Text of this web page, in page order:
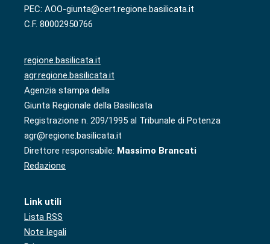
PEC: AOO-giunta@cert.regione.basilicata.it
C.F. 80002950766
regione.basilicata.it
agr.regione.basilicata.it
Agenzia stampa della
Giunta Regionale della Basilicata
Registrazione n. 209/1995 al Tribunale di Potenza
agr@regione.basilicata.it
Direttore responsabile: Massimo Brancati
Redazione
Link utili
Lista RSS
Note legali